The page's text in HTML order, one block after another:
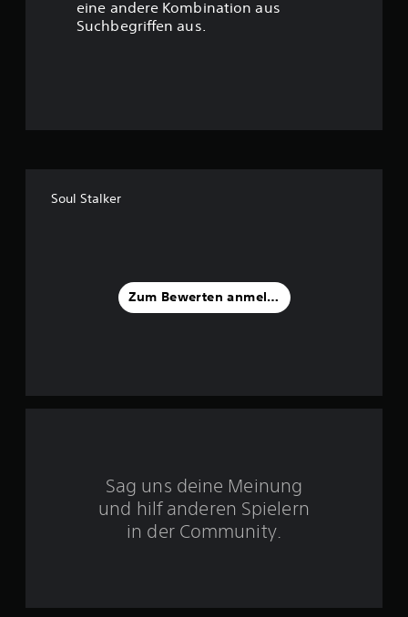
:
3
eine andere Kombination aus
Suchbegriffen aus.
Soul Stalker
Zum Bewerten anmelden
Sag uns deine Meinung
und hilf anderen Spielern
in der Community.